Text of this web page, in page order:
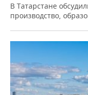
В Татарстане
производство,